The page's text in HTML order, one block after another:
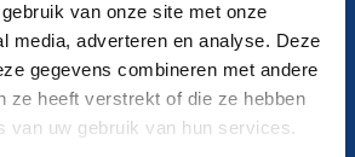
van onze site met onze
media, adverteren en analyse. Deze
gegevens combineren met andere
ze heeft verstrekt of die ze hebben
van uw gebruik van hun services.